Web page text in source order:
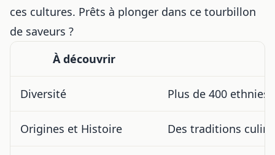
ces cultures. Prêts à plonger dans ce tourbillon
de saveurs ?
À découvrir
Diversité Plus de 400
Origines et Histoire Des traditions